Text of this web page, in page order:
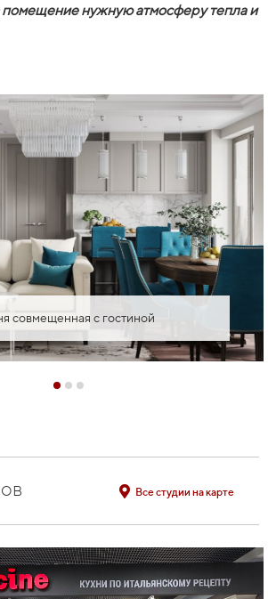
помещение нужную атмосферу тепла и
совмещенная с гостиной
Все студии на карте